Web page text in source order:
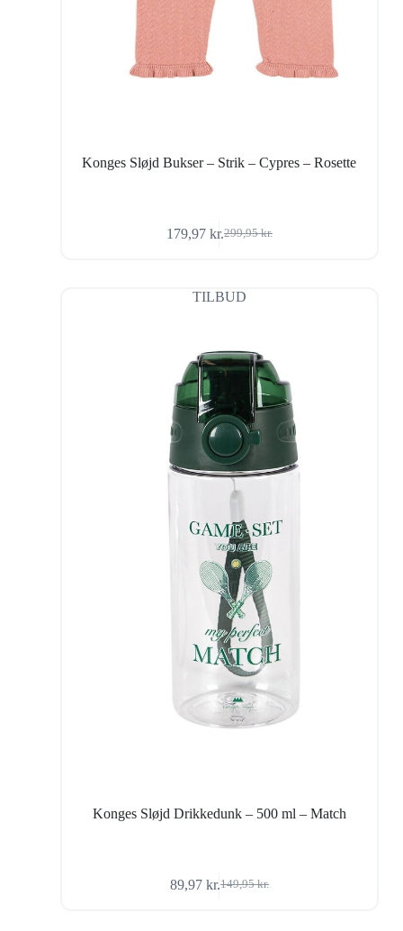
Konges Sløjd Bukser – Strik – Cypres – Rosette
299,95kr.
Den
var:
299,95 kr..
179,97 kr.Den
er:
179,97 kr..
TILBUD
Konges Sløjd Drikkedunk – 500 ml – Match
149,95kr.
Den
89,97 kr.Den